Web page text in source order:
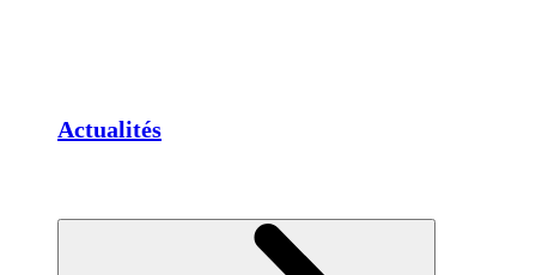
Actualités